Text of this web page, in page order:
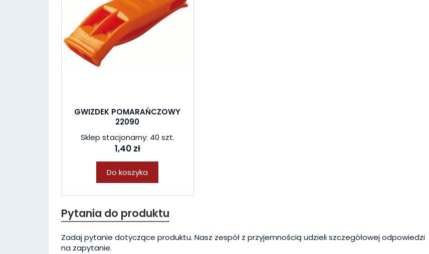
GWIZDEK POMARAŃCZOWY
22090
Sklep stacjonarny: 40 szt.
1,40 zł
Do koszyka
Pytania do produktu
Zadaj pytanie dotyczące produktu. Nasz zespół z przyjemnością udzieli szczegółowej odpowiedzi
na zapytanie.